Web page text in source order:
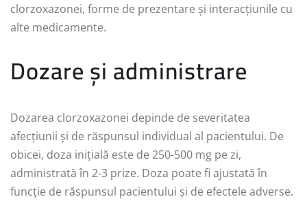
clorzoxazonei, forme de prezentare și interacțiunile cu
alte medicamente.
Dozare și administrare
Dozarea clorzoxazonei depinde de severitatea
afecțiunii și de răspunsul individual al pacientului. De
obicei, doza inițială este de 250-500 mg pe zi,
administrată în 2-3 prize. Doza poate fi ajustată în
funcție de răspunsul pacientului și de efectele adverse.